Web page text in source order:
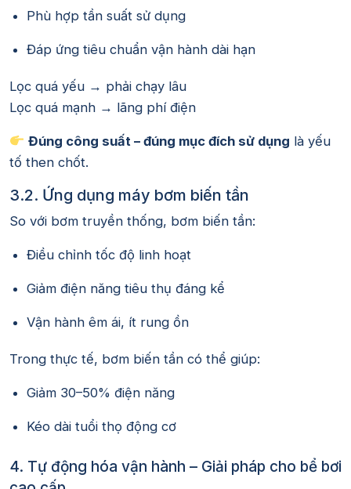
Phù hợp tần suất sử dụng
Đáp ứng tiêu chuẩn vận hành dài hạn
Lọc quá yếu → phải chạy lâu
Lọc quá mạnh → lãng phí điện
Đúng công suất – đúng mục đích sử dụng là yếu
tố then chốt.
3.2. Ứng dụng máy bơm biến tần
So với bơm truyền thống, bơm biến tần:
Điều chỉnh tốc độ linh hoạt
Giảm điện năng tiêu thụ đáng kể
Vận hành êm ái, ít rung ồn
Trong thực tế, bơm biến tần có thể giúp:
Giảm 30–50% điện năng
Kéo dài tuổi thọ động cơ
4. Tự động hóa vận hành – Giải pháp cho bể bơi